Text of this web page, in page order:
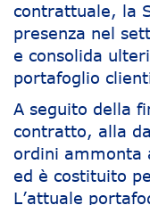
contrattuale, la
presenza nel
e consolida
portafoglio
A seguito della
contratto, alla
ordini ammonta
ed è costituito
L’attuale